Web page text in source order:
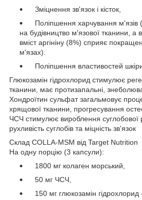
Зміцнення зв'язок і кісток,
Поліпшення харчування м'язів
на будівництво м'язової тканини, а
вміст аргініну (8%) сприяє
м'язах).
Поліпшення властивостей
Глюкозамін гідрохлорид стимулює
тканини, має протизапальні,
Хондроїтин сульфат загальмовує
хрящової тканини, прогресування
ЧСЧ стимулює вироблення суглобової
рухливість суглобів та міцність зв'язок
Склад COLLA-MSM від Target Nutrition
На одну порцію (3 капсули):
1800 мг колаген морський,
50 мг ЧСЧ,
150 мг глюкозамін гідрохлорид